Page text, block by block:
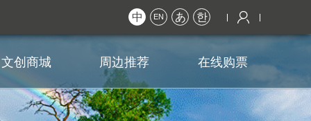
中 EN あ 한
文创商城 周边推荐 在线购票